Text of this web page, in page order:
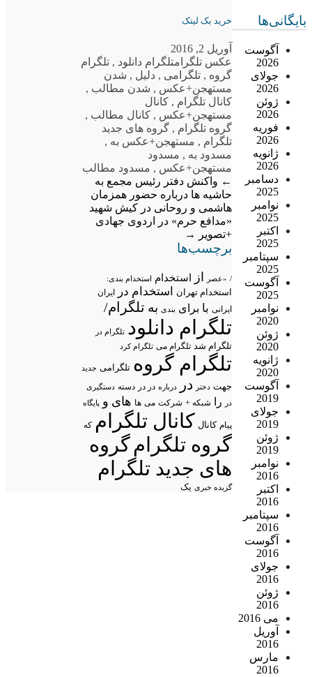
بایگانی‌ها
آگوست
2026
جولای
2026
ژوئن
2026
فوریه
2026
ژانویه
2026
دسامبر
2025
نوامبر
2025
اکتبر
2025
سپتامبر
2025
آگوست
2025
نوامبر
2020
ژوئن
2020
ژانویه
2020
آگوست
2019
جولای
2019
ژوئن
2019
نوامبر
2016
اکتبر
2016
سپتامبر
2016
آگوست
2016
جولای
2016
ژوئن
2016
می 2016
آوریل
2016
مارس
2016
خرید بک لینک
آوریل 2, 2016
عکس تلگرامتلگرام دانلود , تلگرام
گروه , تلگرامی , دلیل , شدن
مستهجن+عکس , شدن مطالب ,
کانال تلگرام , کانال
مستهجن+عکس , کانال مطالب ,
گروه تلگرام , گروه های جدید
تلگرام , مستهجن+عکس به ,
مسدود به , مسدود
مستهجن+عکس , مسدود مطالب
← واکنش دفتر رئیس مجمع به
حاشیه ها درباره حضور همزمان
هاشمی و روحانی در کیش شهید
«مدافع حرم» در اردوی جهادی
+تصویر
→
برچسب‌ها
/ «عصر از استخدام استخدام بندی:
استخدام تهران استخدام در ایران
ایرانی با برای بندی به تلگرام/
تلگرام دانلود تلگرام در
تلگرام شد تلگرام می تلگرام کرد
تلگرام گروه تلگرامی جدید
جهت دختر در درباره در در دسته دستگیری
در
را شبکه + شرکت می ها های و پایگاه
پیام کانال کانال تلگرام که
گروه تلگرامگروه
های جدید تلگرام
گزیده خبری یک